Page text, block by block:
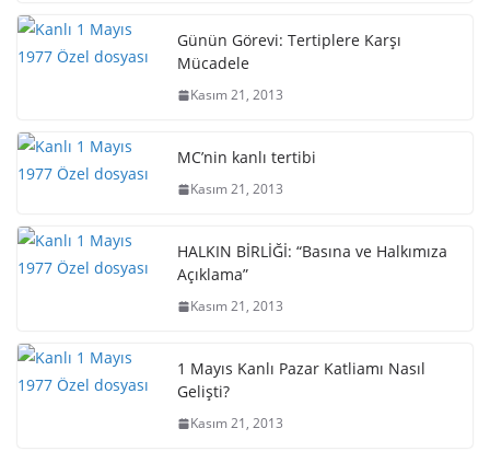
Günün Görevi: Tertiplere Karşı
Mücadele
Kasım 21, 2013
MC’nin kanlı tertibi
Kasım 21, 2013
HALKIN BİRLİĞİ: “Basına ve Halkımıza
Açıklama”
Kasım 21, 2013
1 Mayıs Kanlı Pazar Katliamı Nasıl
Gelişti?
Kasım 21, 2013